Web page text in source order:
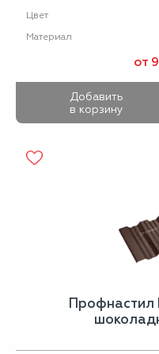
Цвет
Материал
от
Добавить
в корзину
Профнастил